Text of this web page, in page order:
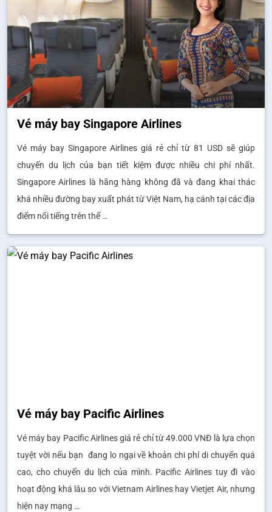
Vé máy bay Singapore Airlines
Vé máy bay Singapore Airlines giá rẻ chỉ từ 81 USD sẽ giúp
chuyến du lịch của bạn tiết kiệm được nhiều chi phí nhất.
Singapore Airlines là hãng hàng không đã và đang khai thác
khá nhiều đường bay xuất phát từ Việt Nam, hạ cánh tại các địa
điểm nổi tiếng trên thế …
Vé máy bay Pacific Airlines
Vé máy bay Pacific Airlines giá rẻ chỉ từ 49.000 VNĐ là lựa chọn
tuyệt vời nếu bạn đang lo ngại về khoản chi phí di chuyển quá
cao, cho chuyến du lịch của mình. Pacific Airlines tuy đi vào
hoạt động khá lâu so với Vietnam Airlines hay Vietjet Air, nhưng
hiện nay mạng …